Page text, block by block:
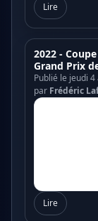
Lire
2022 -
Grand Prix
Publié le jeudi
par Frédéric
Lire